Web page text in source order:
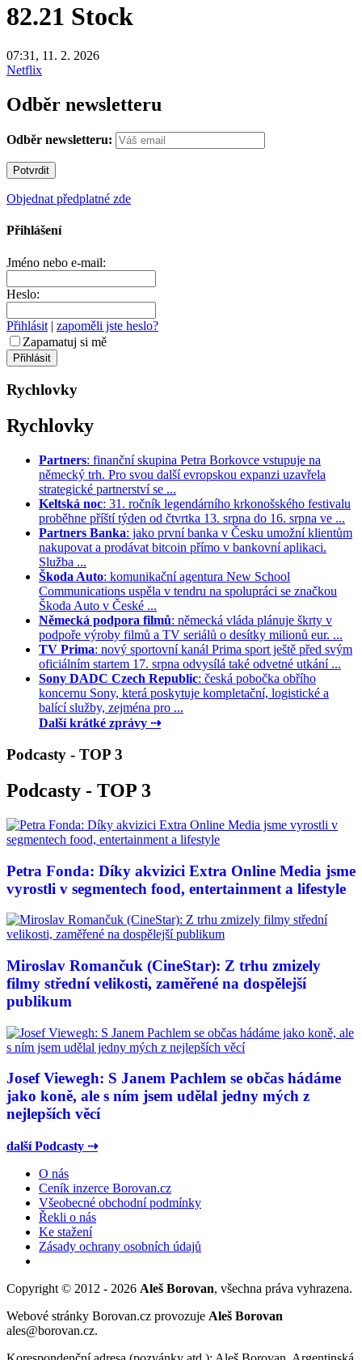
82.21 Stock
07:31, 11. 2. 2026
Netflix
Odběr newsletteru
Odběr newsletteru:
Objednat předplatné zde
Přihlášení
Jméno nebo e-mail:
Heslo:
Přihlásit | zapoměli jste heslo?
Zapamatuj si mě
Rychlovky
Rychlovky
Partners: finanční skupina Petra Borkovce vstupuje na
německý trh. Pro svou další evropskou expanzi uzavřela
strategické partnerství se ...
Keltská noc: 31. ročník legendárního krkonošského festivalu
proběhne příští týden od čtvrtka 13. srpna do 16. srpna ve ...
Partners Banka: jako první banka v Česku umožní klientům
nakupovat a prodávat bitcoin přímo v bankovní aplikaci.
Služba ...
Škoda Auto: komunikační agentura New School
Communications uspěla v tendru na spolupráci se značkou
Škoda Auto v České ...
Německá podpora filmů: německá vláda plánuje škrty v
podpoře výroby filmů a TV seriálů o desítky milionů eur. ...
TV Prima: nový sportovní kanál Prima sport ještě před svým
oficiálním startem 17. srpna odvysílá také odvetné utkání ...
Sony DADC Czech Republic: česká pobočka obřího
koncernu Sony, která poskytuje kompletační, logistické a
balící služby, zejména pro ...
Další krátké zprávy ⇢
Podcasty - TOP 3
Podcasty - TOP 3
Petra Fonda: Díky akvizici Extra Online Media jsme
vyrostli v segmentech food, entertainment a lifestyle
Miroslav Romančuk (CineStar): Z trhu zmizely
filmy střední velikosti, zaměřené na dospělejší
publikum
Josef Viewegh: S Janem Pachlem se občas hádáme
jako koně, ale s ním jsem udělal jedny mých z
nejlepších věcí
další Podcasty ⇢
O nás
Ceník inzerce Borovan.cz
Všeobecné obchodní podmínky
Řekli o nás
Ke stažení
Zásady ochrany osobních údajů
Copyright © 2012 - 2026 Aleš Borovan, všechna práva vyhrazena.
Webové stránky Borovan.cz provozuje Aleš Borovan
ales@borovan.cz.